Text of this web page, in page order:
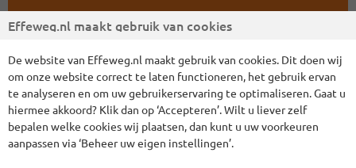
Gegarandeerd vertrek!
Effeweg.nl maakt gebruik van cookies
De website van Effeweg.nl maakt gebruik van cookies. Dit doen wij
om onze website correct te laten functioneren, het gebruik ervan
te analyseren en om uw gebruikerservaring te optimaliseren. Gaat u
hiermee akkoord? Klik dan op ‘Accepteren’. Wilt u liever zelf
bepalen welke cookies wij plaatsen, dan kunt u uw voorkeuren
aanpassen via ‘Beheer uw eigen instellingen’.